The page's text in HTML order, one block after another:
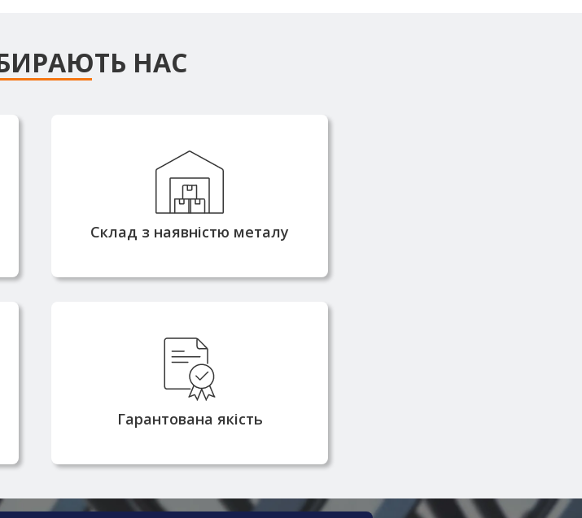
НАС
Склад з наявністю металу
Більшість позицій завжди в
наявності на складі, що
забезпечує оперативну
комплектацію та відвантаження
Гарантована якість
Металопрокат постачається
напряму від виробників та має
всі необхідні сертифікати якості